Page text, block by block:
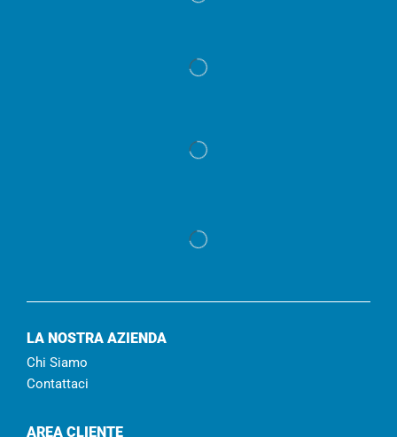
LA NOSTRA AZIENDA
Chi Siamo
Contattaci
AREA CLIENTE